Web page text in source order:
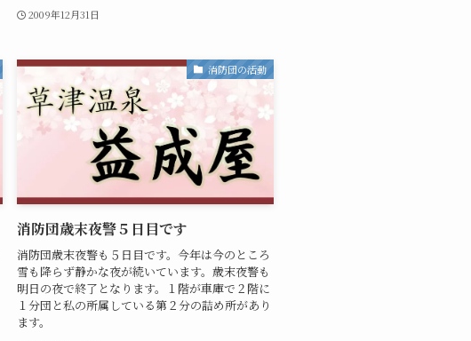
2009年12月31日
消防団の活動
消防団歳末夜警５日目です
消防団歳末夜警も５日目です。今年は今のところ
雪も降らず静かな夜が続いています。歳末夜警も
明日の夜で終了となります。１階が車庫で２階に
１分団と私の所属している第２分の詰め所があり
ます。